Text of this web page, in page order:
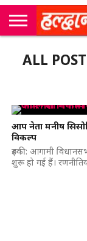
सी
एम
कॉर्नर
उत्तराखंड
न्यूज़
खेल
मनोरंजन
सम्पादकीय
जॉब
अलर्ट्स
ALL
आप नेता मनीष
विकल्प
रुड़की: आगामी
शुरू हो गई हैं।